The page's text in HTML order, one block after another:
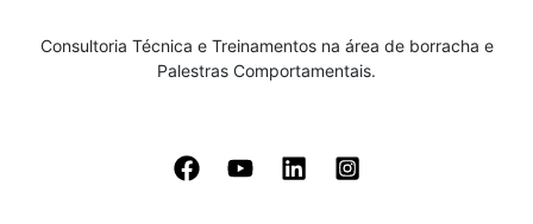
Consultoria Técnica e Treinamentos na área de borracha e
Palestras Comportamentais.